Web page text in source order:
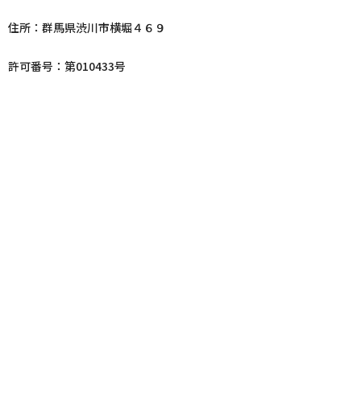
住所：群馬県渋川市横堀４６９
許可番号：第010433号